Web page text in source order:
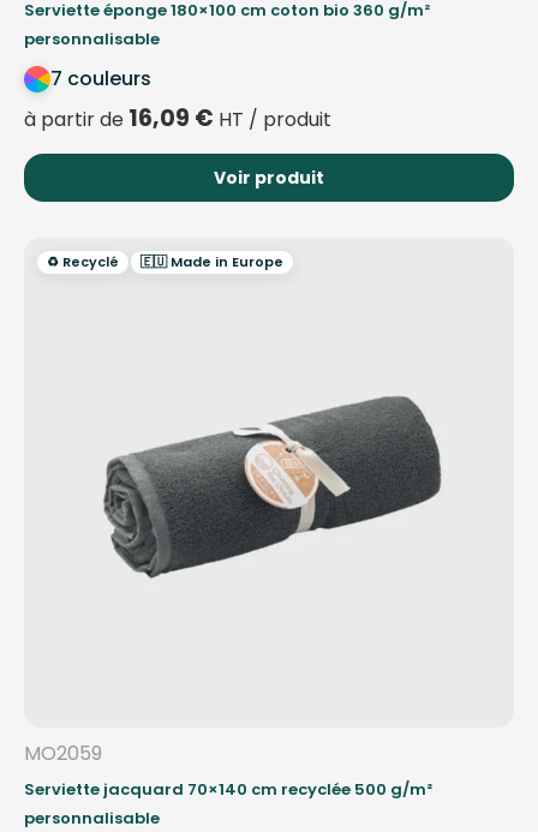
Serviette éponge 180×100 cm coton bio 360 g/m²
personnalisable
7 couleurs
à partir de 16,09 € HT / produit
Voir produit
♻️ Recyclé 🇪🇺 Made in Europe
MO2059
Serviette jacquard 70×140 cm recyclée 500 g/m²
personnalisable